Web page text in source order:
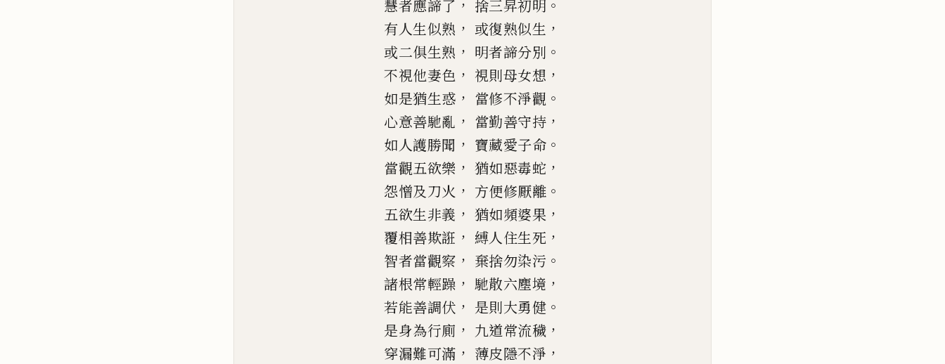
慧者應諦了 ， 捨三昇初明 。
有人生似熟 ， 或復熟似生 ，
或二俱生熟 ， 明者諦分別 。
不視他妻色 ， 視則母女想 ，
如是猶生惑 ， 當修不淨觀 。
心意善馳亂 ， 當勤善守持 ，
如人護勝聞 ， 寶藏愛子命 。
當觀五欲樂 ， 猶如惡毒蛇 ，
怨憎及刀火 ， 方便修厭離 。
五欲生非義 ， 猶如頻婆果 ，
覆相善欺誑 ， 縛人住生死 ，
智者當觀察 ， 棄捨勿染污 。
諸根常輕躁 ， 馳散六塵境 ，
若能善調伏 ， 是則大勇健 。
是身為行廁 ， 九道常流穢 ，
穿漏難可滿 ， 薄皮隱不淨 ，